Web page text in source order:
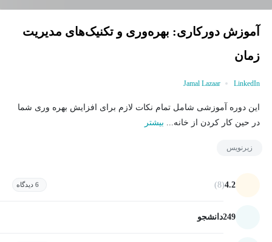
آموزش دورکاری: بهره‌وری و تکنیک‌های مدیریت
زمان
LinkedIn
Jamal Lazaar
این دوره آموزشی شامل تمام نکات لازم برای افزایش بهره وری شما
در حین کار کردن از خانه... بیشتر
زیرنویس
4.2
(8) 6 دیدگاه
249دانشجو